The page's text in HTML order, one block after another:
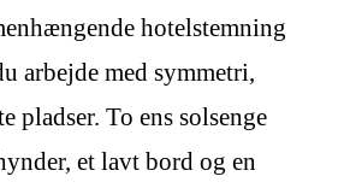
hotelstemning
arbejde med symmetri,
pladser. To ens solsenge
et lavt bord og en